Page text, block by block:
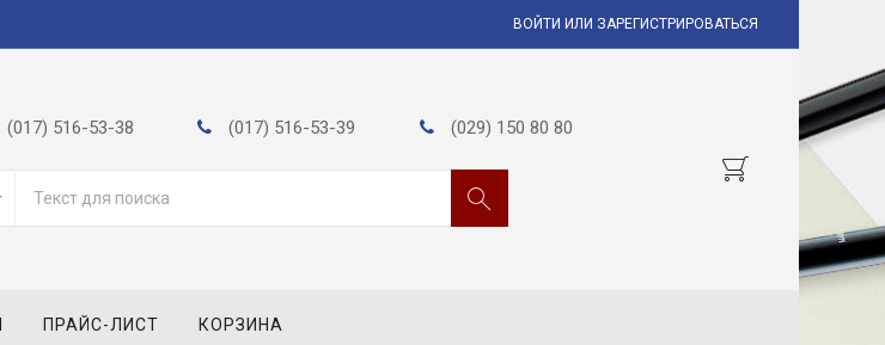
ВОЙТИ ИЛИ ЗАРЕГИСТРИРОВАТЬСЯ
(017) 516-53-38 (017) 516-53-39 (029) 150 80 80
ПРАЙС-ЛИСТ КОРЗИНА